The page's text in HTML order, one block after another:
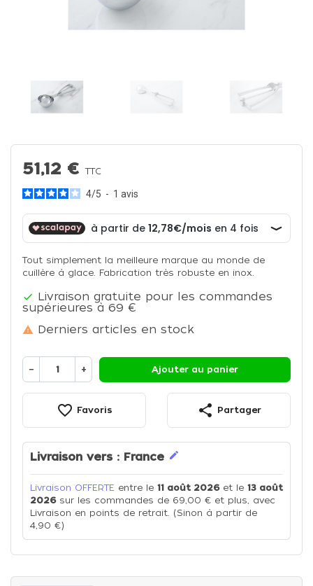
51,12 €TTC
4/5 - 1 avis
Tout simplement la meilleure marque au monde de
cuillère à glace. Fabrication très robuste en inox.
 Livraison gratuite pour les commandes
supérieures à 69 €
 Derniers articles en stock
− + Ajouter au panier
favorite_border Favoris share Partager
Livraison vers : France edit
Livraison OFFERTE entre le 11 août 2026et le 13 août
2026sur les commandes de 69,00 € et plus, avec
Livraison en points de retrait. (Sinon à partir de
4,90 €)